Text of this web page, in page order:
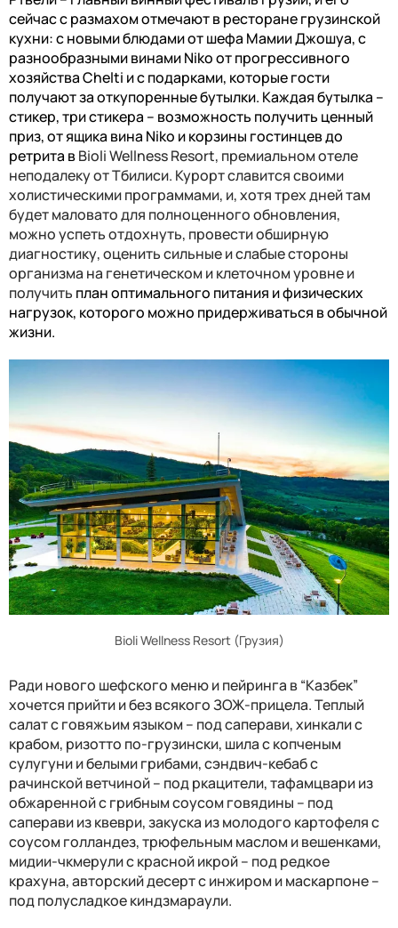
сейчас с размахом отмечают в ресторане грузинской
кухни: с новыми блюдами от шефа Мамии Джошуа, с
разнообразными винамиNikoот прогрессивного
хозяйстваChelti и с подарками, которые гости
получают за откупоренные бутылки. Каждая бутылка –
стикер, три стикера – возможность получить ценный
приз, от ящика вина Niko и корзины гостинцев до
ретрита вBioliWellness Resort, премиальном отеле
неподалеку от Тбилиси. Курорт славится своими
холистическими программами, и, хотя трех дней там
будет маловато для полноценного обновления,
можно успеть отдохнуть, провести обширную
диагностику, оценить сильные и слабые стороны
организма на генетическом и клеточном уровне и
получить план оптимального питания и физических
нагрузок, которого можно придерживаться в обычной
жизни.
Bioli Wellness Resort (Грузия)
Ради нового шефского меню и пейринга в “Казбек”
хочется прийти и без всякого ЗОЖ-прицела. Теплый
салат с говяжьим языком – под саперави, хинкали с
крабом, ризотто по-грузински, шила с копченым
сулугуни и белыми грибами, сэндвич-кебаб с
рачинской ветчиной – под ркацители, тафамцвари из
обжаренной с грибным соусом говядины – под
саперави из квеври, закуска из молодого картофеля с
соусом голландез, трюфельным маслом и вешенками,
мидии-чкмерули с красной икрой – под редкое
крахуна, авторский десерт с инжиром и маскарпоне –
под полусладкое киндзмараули.